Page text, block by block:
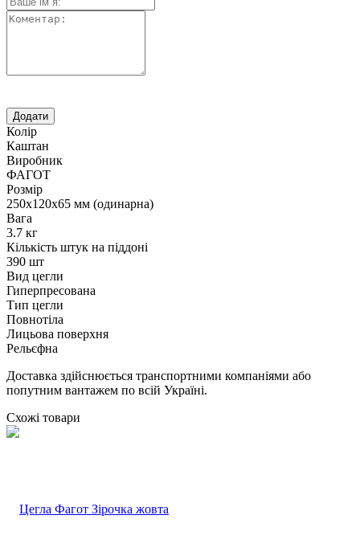
Колір
Каштан
Виробник
ФАГОТ
Розмір
250х120х65 мм (одинарна)
Вага
3.7 кг
Кількість штук на піддоні
390 шт
Вид цегли
Гиперпресована
Тип цегли
Повнотіла
Лицьова поверхня
Рельєфна
Доставка здійснюється транспортними компаніями або
попутним вантажем по всій Україні.
Схожі товари